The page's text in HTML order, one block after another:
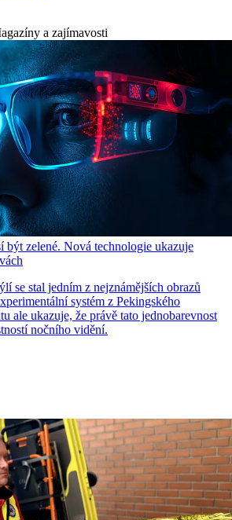
a zajímavosti
být zelené. Nová technologie ukazuje
se stal jedním z nejznámějších obrazů
systém z Pekingského
ale ukazuje, že právě tato jednobarevnost
nočního vidění.